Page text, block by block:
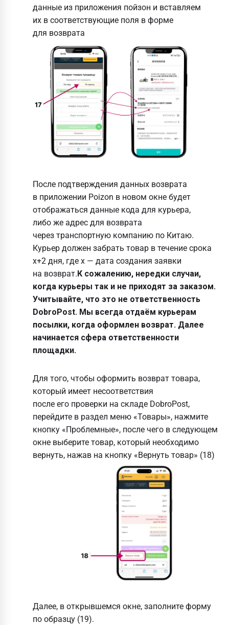
данные из приложения пойзон и вставляем
их в соответствующие поля в форме
для возврата
После подтверждения данных возврата
в приложении Poizon в новом окне будет
отображаться данные кода для курьера,
либо же адрес для возврата
через транспортную компанию по Китаю.
Курьер должен забрать товар в течение срока
x+2 дня, где x — дата создания заявки
на возврат.К сожалению, нередки случаи,
когда курьеры так и не приходят за заказом.
Учитывайте, что это не ответственность
DobroPost. Мы всегда отдаём курьерам
посылки, когда оформлен возврат. Далее
начинается сфера ответственности
площадки.
Для того, чтобы оформить возврат товара,
который имеет несоответствия
после его проверки на складе DobroPost,
перейдите в раздел меню «Товары», нажмите
кнопку «Проблемные», после чего в следующем
окне выберите товар, который необходимо
вернуть, нажав на кнопку «Вернуть товар» (18)
Далее, в открывшемся окне, заполните форму
по образцу (19).